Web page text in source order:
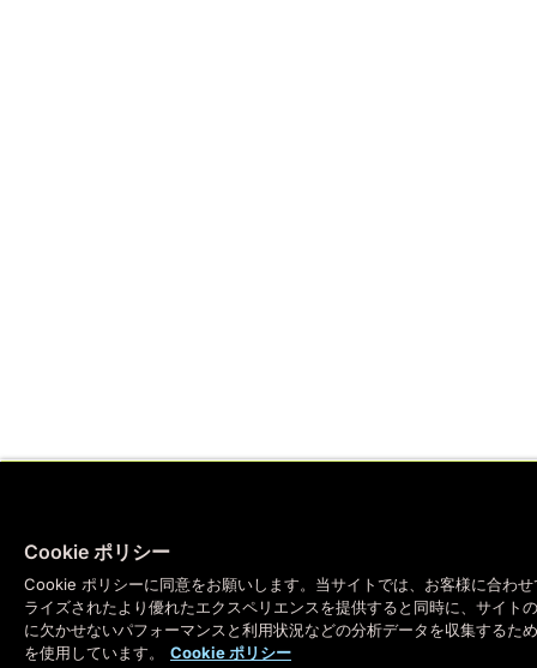
Cookie ポリシー
Cookie ポリシーに同意をお願いします。当サイトでは、お客様に合わ
ライズされたより優れたエクスペリエンスを提供すると同時に、サイト
に欠かせないパフォーマンスと利用状況などの分析データを収集するた
を使用しています。
Cookie ポリシー